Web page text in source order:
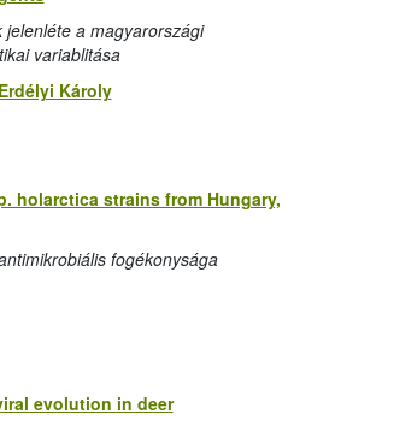
a magyarországi
variablitása
Károly
holarctica strains from Hungary,
fogékonysága
evolution in deer